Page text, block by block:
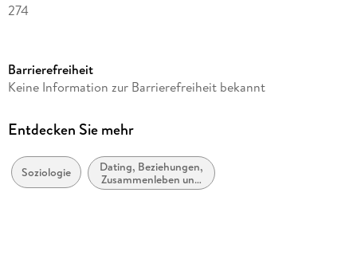
274
Autor/Autorin
Verlag/Hersteller
Produktart
gebunden
Barrierefreiheit
Keine Information zur Barrierefreiheit bekannt
Entdecken Sie mehr
Soziologie
Dating, Beziehungen,
Zusammenleben und
Ehe: Ratschläge und